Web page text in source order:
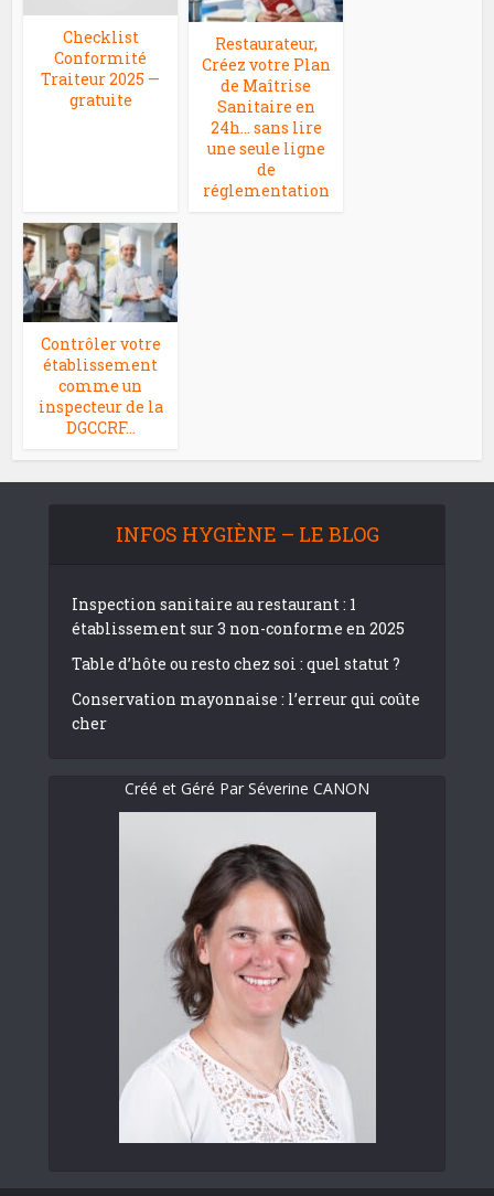
Checklist
Conformité
Traiteur 2025 —
gratuite
Restaurateur,
Créez votre Plan
de Maîtrise
Sanitaire en
24h… sans lire
une seule ligne
de
réglementation
Contrôler votre
établissement
comme un
inspecteur de la
DGCCRF…
INFOS HYGIÈNE – LE BLOG
Inspection sanitaire au restaurant : 1
établissement sur 3 non-conforme en 2025
Table d’hôte ou resto chez soi : quel statut ?
Conservation mayonnaise : l’erreur qui coûte
cher
Créé et Géré Par Séverine CANON